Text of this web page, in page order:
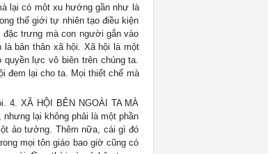
lại có một xu hướng gần như là
thế giới tự nhiên tạo điều kiện
trưng mà con người gắn vào
bản thân xã hội. Xã hội là một
lực vô biên trên chúng ta.
đem lại cho ta. Mọi thiết chế mà
4. XÃ HỘI BÊN NGOÀI TA MÀ
lại không phải là một phần
ảo tưởng. Thêm nữa, cái gì đó
mọi tôn giáo bao giờ cũng có